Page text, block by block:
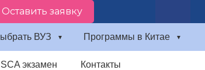
Оставить заявку
ВУЗ Программы в Китае
экзамен Контакты